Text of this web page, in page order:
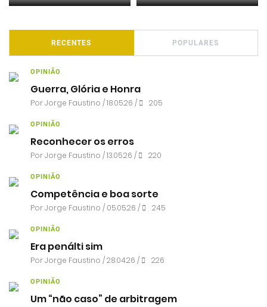
RECENTES POPULARES
OPINIÃO
Guerra, Glória e Honra
PorJorge Faustino / 18.05.26 / 205
OPINIÃO
Reconhecer os erros
PorJorge Faustino / 13.05.26 / 220
OPINIÃO
Competência e boa sorte
PorJorge Faustino / 05.05.26 / 245
OPINIÃO
Era penálti sim
PorJorge Faustino / 28.04.26 / 226
OPINIÃO
Um “não caso” de arbitragem